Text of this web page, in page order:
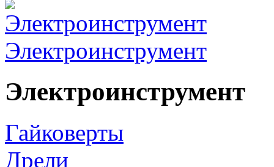
Электроинструмент
Электроинструмент
Гайковерты
Дрели